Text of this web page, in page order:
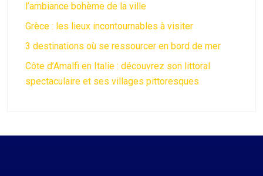
l’ambiance bohème de la ville
Grèce : les lieux incontournables à visiter
3 destinations où se ressourcer en bord de mer
Côte d’Amalfi en Italie : découvrez son littoral
spectaculaire et ses villages pittoresques